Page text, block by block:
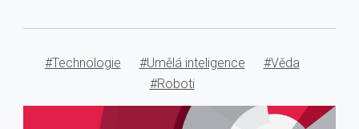
#Technologie #Umělá inteligence
#Věda
#Roboti